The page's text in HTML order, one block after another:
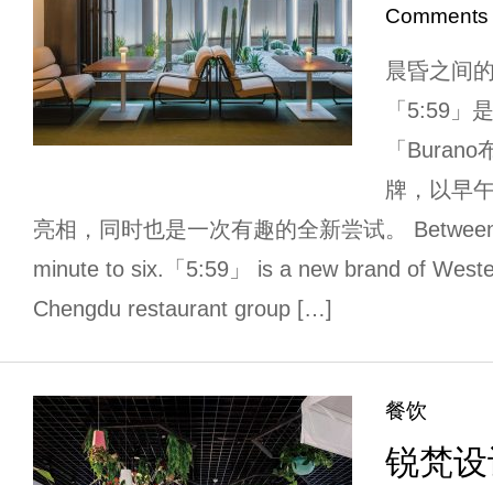
Comments
晨昏之间
「5:59」
「Burano
牌，以早
亮相，同时也是一次有趣的全新尝试。
minute to six.「5:59」 is a new brand of
Chengdu restaurant group […]
餐饮
锐梵